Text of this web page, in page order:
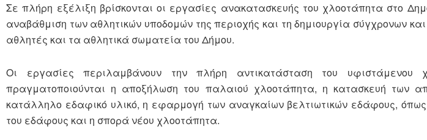
Σε πλήρη εξέλιξη βρίσκονται οι εργασίες ανακατασκευής του χλοοτάπητα στο
αναβάθμιση των αθλητικών υποδομών της περιοχής και τη δημιουργία σύγχρονων
αθλητές και τα αθλητικά σωματεία του Δήμου.
Οι εργασίες περιλαμβάνουν την πλήρη αντικατάσταση του υφιστάμενου
πραγματοποιούνται η αποξήλωση του παλαιού χλοοτάπητα, η κατασκευή των
κατάλληλο εδαφικό υλικό, η εφαρμογή των αναγκαίων βελτιωτικών εδάφους,
του εδάφους και η σπορά νέου χλοοτάπητα.